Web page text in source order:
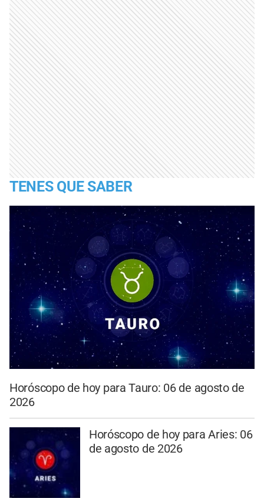
TENES QUE SABER
Horóscopo de hoy para Tauro: 06 de agosto de
2026
Horóscopo de hoy para Aries: 06
de agosto de 2026